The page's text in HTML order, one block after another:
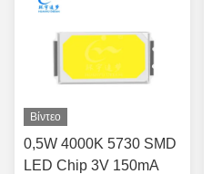
Βίντεο
0,5W 4000K 5730 SMD
LED Chip 3V 150mA